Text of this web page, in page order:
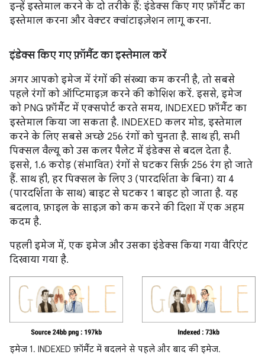
इन्हें इस्तेमाल करने के दो तरीके हैं: इंडेक्स किए गए फ़ॉर्मैट का
इस्तेमाल करना और वेक्टर क्वांटाइज़ेशन लागू करना.
इंडेक्स किए गए फ़ॉर्मैट का इस्तेमाल करें
अगर आपको इमेज में रंगों की संख्या कम करनी है, तो सबसे
पहले रंगों को ऑप्टिमाइज़ करने की कोशिश करें. इससे, इमेज
को PNG फ़ॉर्मैट में एक्सपोर्ट करते समय, INDEXED फ़ॉर्मैट का
इस्तेमाल किया जा सकता है. INDEXED कलर मोड, इस्तेमाल
करने के लिए सबसे अच्छे 256 रंगों को चुनता है. साथ ही, सभी
पिक्सल वैल्यू को उस कलर पैलेट में इंडेक्स से बदल देता है.
इससे, 1.6 करोड़ (संभावित) रंगों से घटकर सिर्फ़ 256 रंग हो जाते
हैं. साथ ही, हर पिक्सल के लिए 3 (पारदर्शिता के बिना) या 4
(पारदर्शिता के साथ) बाइट से घटकर 1 बाइट हो जाता है. यह
बदलाव, फ़ाइल के साइज़ को कम करने की दिशा में एक अहम
कदम है.
पहली इमेज में, एक इमेज और उसका इंडेक्स किया गया वैरिएंट
दिखाया गया है.
इमेज 1. INDEXED फ़ॉर्मैट में बदलने से पहले और बाद की इमेज.